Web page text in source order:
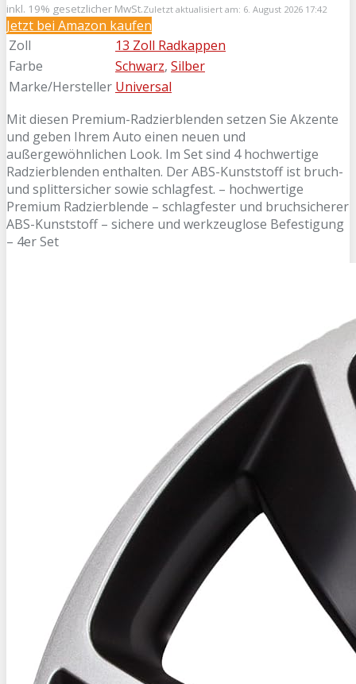
inkl. 19% gesetzlicher MwSt.Zuletzt aktualisiert am: 6. August 2026 17:42
Jetzt bei Amazon kaufen
Zoll
13 Zoll Radkappen
Farbe
Schwarz, Silber
Marke/Hersteller Universal
Mit diesen Premium-Radzierblenden setzen Sie Akzente
und geben Ihrem Auto einen neuen und
außergewöhnlichen Look. Im Set sind 4 hochwertige
Radzierblenden enthalten. Der ABS-Kunststoff ist bruch-
und splittersicher sowie schlagfest. – hochwertige
Premium Radzierblende – schlagfester und bruchsicherer
ABS-Kunststoff – sichere und werkzeuglose Befestigung
– 4er Set